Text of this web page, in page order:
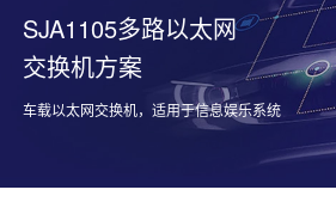
SJA1105多路以太网
交换机方案
车载以太网交换机，适用于信息娱乐系统